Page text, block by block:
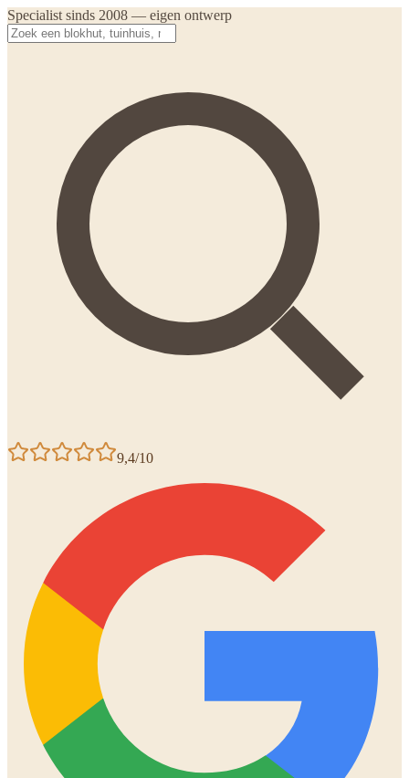
Specialist sinds 2008 — eigen ontwerp
9,4/10